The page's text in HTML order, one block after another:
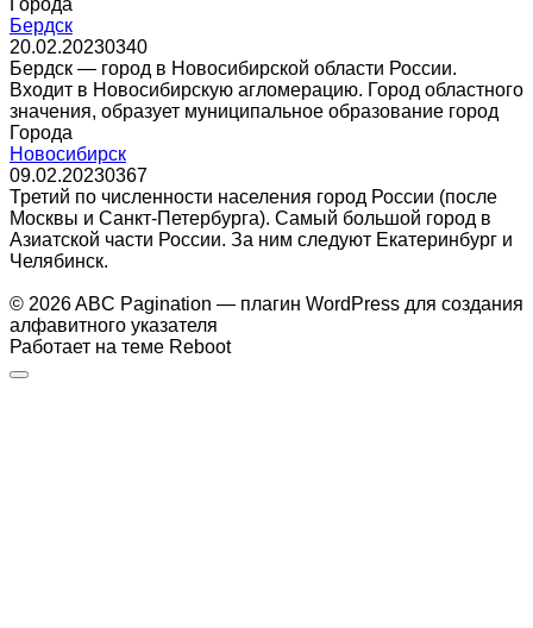
Бердск
20.02.20230340
Бердск — город в Новосибирской области России.
Входит в Новосибирскую агломерацию. Город областного
значения, образует муниципальное образование город
Города
Новосибирск
09.02.20230367
Третий по численности населения город России (после
Москвы и Санкт-Петербурга). Самый большой город в
Азиатской части России. За ним следуют Екатеринбург и
Челябинск.
© 2026 ABC Pagination — плагин WordPress для создания
алфавитного указателя
Работает на теме Reboot